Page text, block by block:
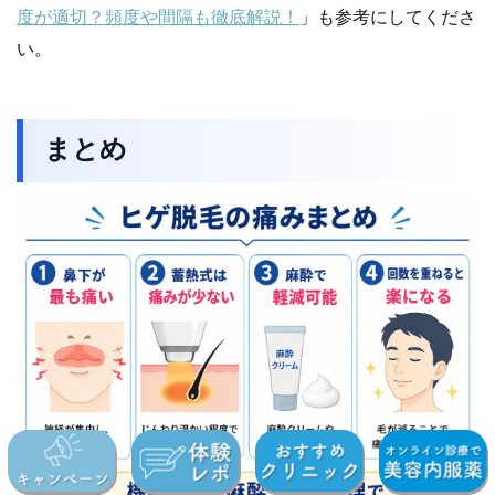
度が適切？頻度や間隔も徹底解説！
」も参考にしてくださ
い。
まとめ